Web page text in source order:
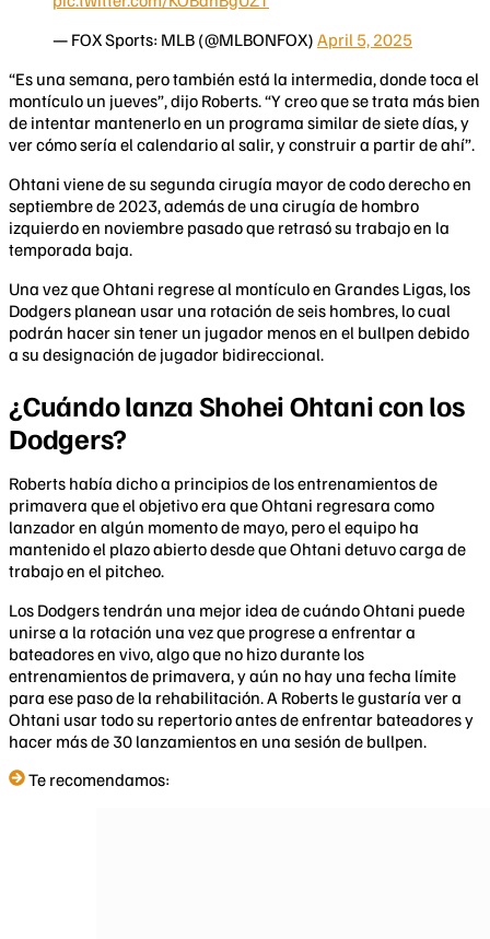
— FOX Sports: MLB (@MLBONFOX) April 5, 2025
“Es una semana, pero también está la intermedia, donde toca el
montículo un jueves”, dijo Roberts. “Y creo que se trata más bien
de intentar mantenerlo en un programa similar de siete días, y
ver cómo sería el calendario al salir, y construir a partir de ahí”.
Ohtani viene de su segunda cirugía mayor de codo derecho en
septiembre de 2023, además de una cirugía de hombro
izquierdo en noviembre pasado que retrasó su trabajo en la
temporada baja.
Una vez que Ohtani regrese al montículo en Grandes Ligas, los
Dodgers planean usar una rotación de seis hombres, lo cual
podrán hacer sin tener un jugador menos en el bullpen debido
a su designación de jugador bidireccional.
¿Cuándo lanza Shohei Ohtani con los
Dodgers?
Roberts había dicho a principios de los entrenamientos de
primavera que el objetivo era que Ohtani regresara como
lanzador en algún momento de mayo, pero el equipo ha
mantenido el plazo abierto desde que Ohtani detuvo carga de
trabajo en el pitcheo.
Los Dodgers tendrán una mejor idea de cuándo Ohtani puede
unirse a la rotación una vez que progrese a enfrentar a
bateadores en vivo, algo que no hizo durante los
entrenamientos de primavera, y aún no hay una fecha límite
para ese paso de la rehabilitación. A Roberts le gustaría ver a
Ohtani usar todo su repertorio antes de enfrentar bateadores y
hacer más de 30 lanzamientos en una sesión de bullpen.
Te recomendamos: